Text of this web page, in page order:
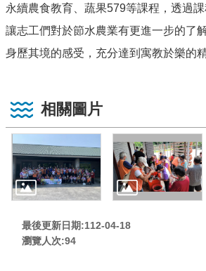
永續農食教育、蔬果579等課程，透過課
讓志工們對於節水農業有更進一步的了
身歷其境的感受，充分達到寓教於樂的精
相關圖片
最後更新日期:112-04-18
瀏覽人次:94